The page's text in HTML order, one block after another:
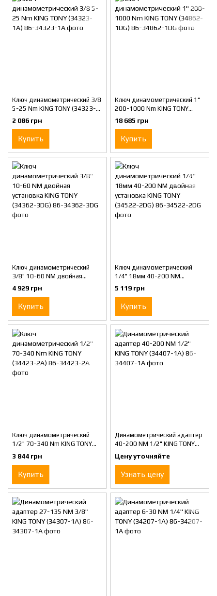
Ключ динамометрический 3/8
5-25 Nm KING TONY (34323-
1A)
2 086 грн
Купить
Ключ динамометрический 1"
200-1000 Nm KING TONY
(34862-1DG)
18 685 грн
Купить
Ключ динамометрический
3/8" 10-60 NM двойная
установка KING TONY (34362-
4 929 грн
Купить
Ключ динамометрический
1/4" 18мм 40-200 NM
двойная установка KING TONY
(34522-2DG)
5 119 грн
Купить
Ключ динамометрический
1/2" 70-340 Nm KING TONY
(34423-2A)
3 844 грн
Купить
Динамометрический адаптер
40-200 NM 1/2" KING TONY
(34407-1A)
Цену уточняйте
Узнать цену